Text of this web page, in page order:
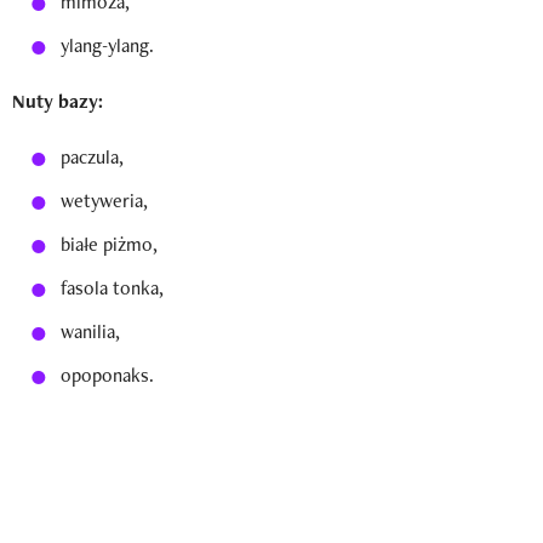
ylang-ylang.
Nuty bazy:
paczula,
wetyweria,
białe piżmo,
fasola tonka,
wanilia,
opoponaks.